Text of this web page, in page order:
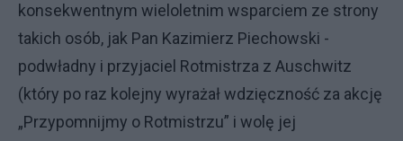
konsekwentnym wieloletnim wsparciem ze strony
takich osób, jak Pan Kazimierz Piechowski -
podwładny i przyjaciel Rotmistrza z Auschwitz
(który po raz kolejny wyrażał wdzięczność za akcję
„Przypomnijmy o Rotmistrzu” i wolę jej